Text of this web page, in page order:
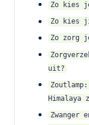
Zo kies
Zo kies
Zo zorg
uit?
Himalaya
Zwanger